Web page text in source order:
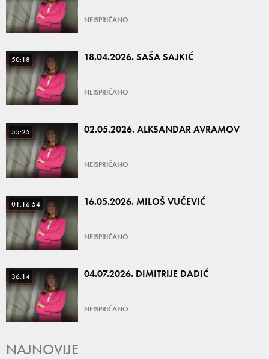
NEISPRIČANO
50:18 18.04.2026. SAŠA SAJKIĆ
NEISPRIČANO
55:25 02.05.2026. ALKSANDAR AVRAMOV
NEISPRIČANO
01:16:54 16.05.2026. MILOŠ VUČEVIĆ
NEISPRIČANO
36:14 04.07.2026. DIMITRIJE DADIĆ
NEISPRIČANO
NAJNOVIJE